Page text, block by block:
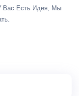
Вас Есть Идея, Мы